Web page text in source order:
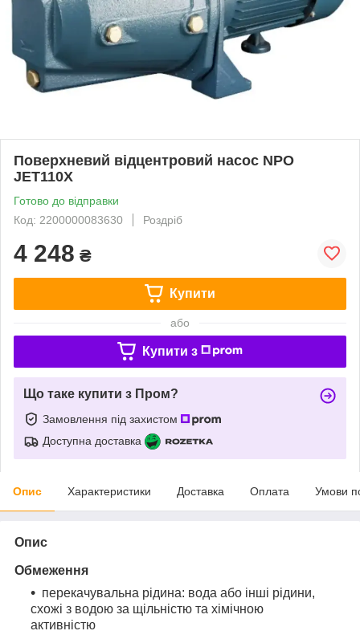
Поверхневий відцентровий насос NPO
JET110X
Готово до відправки
Код: 2200000083630
Роздріб
4 248 ₴
Купити
або
Купити з
Що таке купити з Пром?
Замовлення під захистом
Доступна доставка
Опис Характеристики Доставка Оплата Умови
Опис
Обмеження
перекачувальна рідина: вода або інші рідини,
схожі з водою за щільністю та хімічною
активністю